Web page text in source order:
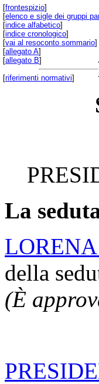
[frontespizio]
[elenco e sigle dei gruppi
[indice alfabetico]
[indice cronologico]
[vai al resoconto sommario]
[allegato A]
[allegato B]
[riferimenti normativi]
La
della
(È